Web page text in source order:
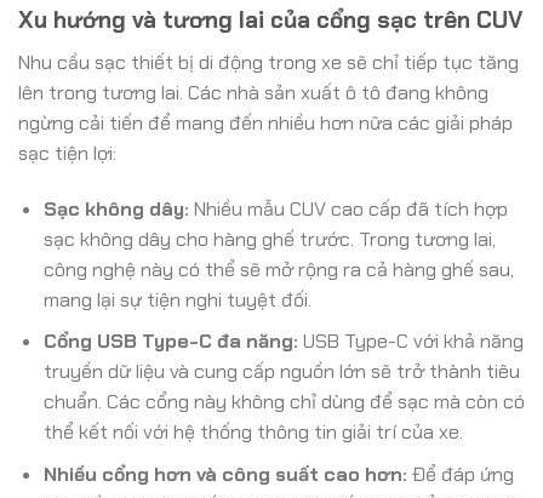
Xu hướng và tương lai của cổng sạc trên CUV
Nhu cầu sạc thiết bị di động trong xe sẽ chỉ tiếp tục tăng
lên trong tương lai. Các nhà sản xuất ô tô đang không
ngừng cải tiến để mang đến nhiều hơn nữa các giải pháp
sạc tiện lợi:
Sạc không dây: Nhiều mẫu CUV cao cấp đã tích hợp
sạc không dây cho hàng ghế trước. Trong tương lai,
công nghệ này có thể sẽ mở rộng ra cả hàng ghế sau,
mang lại sự tiện nghi tuyệt đối.
Cổng USB Type-C đa năng: USB Type-C với khả năng
truyền dữ liệu và cung cấp nguồn lớn sẽ trở thành tiêu
chuẩn. Các cổng này không chỉ dùng để sạc mà còn có
thể kết nối với hệ thống thông tin giải trí của xe.
Nhiều cổng hơn và công suất cao hơn: Để đáp ứng